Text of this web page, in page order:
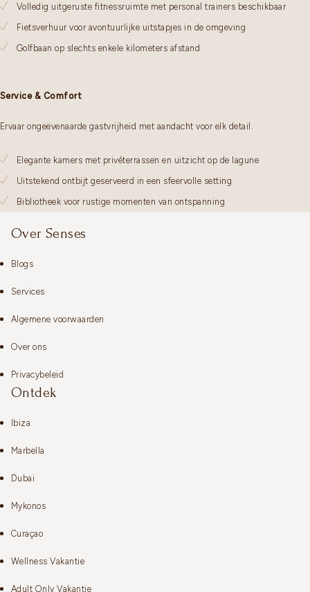
Volledig uitgeruste fitnessruimte met personal trainers beschikbaar
Fietsverhuur voor avontuurlijke uitstapjes in de omgeving
Golfbaan op slechts enkele kilometers afstand
Service & Comfort
Ervaar ongeëvenaarde gastvrijheid met aandacht voor elk detail.
Elegante kamers met privéterrassen en uitzicht op de lagune
Uitstekend ontbijt geserveerd in een sfeervolle setting
Bibliotheek voor rustige momenten van ontspanning
Over Senses
Blogs
Services
Algemene voorwaarden
Over ons
Privacybeleid
Ontdek
Ibiza
Marbella
Dubai
Mykonos
Curaçao
Wellness Vakantie
Adult Only Vakantie